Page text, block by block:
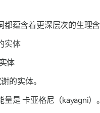
都蕴含着更深层次的生理
实体
体
的实体。
量是卡亚格尼（kayagni）。